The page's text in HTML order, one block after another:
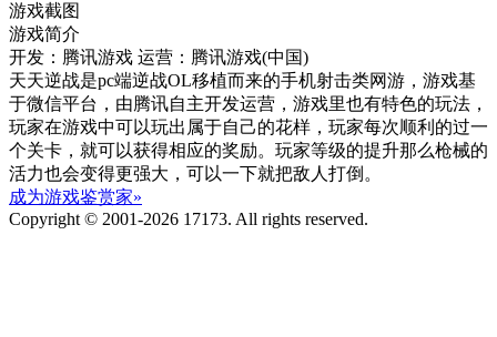
游戏截图
游戏简介
开发：腾讯游戏 运营：腾讯游戏(中国)
天天逆战是pc端逆战OL移植而来的手机射击类网游，游戏基
于微信平台，由腾讯自主开发运营，游戏里也有特色的玩法，
玩家在游戏中可以玩出属于自己的花样，玩家每次顺利的过一
个关卡，就可以获得相应的奖励。玩家等级的提升那么枪械的
活力也会变得更强大，可以一下就把敌人打倒。
成为游戏鉴赏家»
Copyright © 2001-2026 17173. All rights reserved.